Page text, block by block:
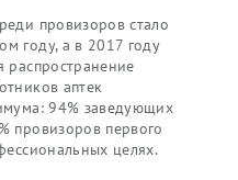
провизоров стало
году, а в 2017 году
распространение
аптек
94% заведующих
провизоров первого
целях.